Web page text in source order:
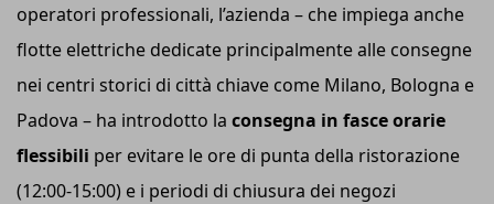
operatori professionali, l’azienda – che impiega anche
flotte elettriche dedicate principalmente alle consegne
nei centri storici di città chiave come Milano, Bologna e
Padova – ha introdotto la consegna in fasce orarie
flessibili per evitare le ore di punta della ristorazione
(12:00-15:00) e i periodi di chiusura dei negozi